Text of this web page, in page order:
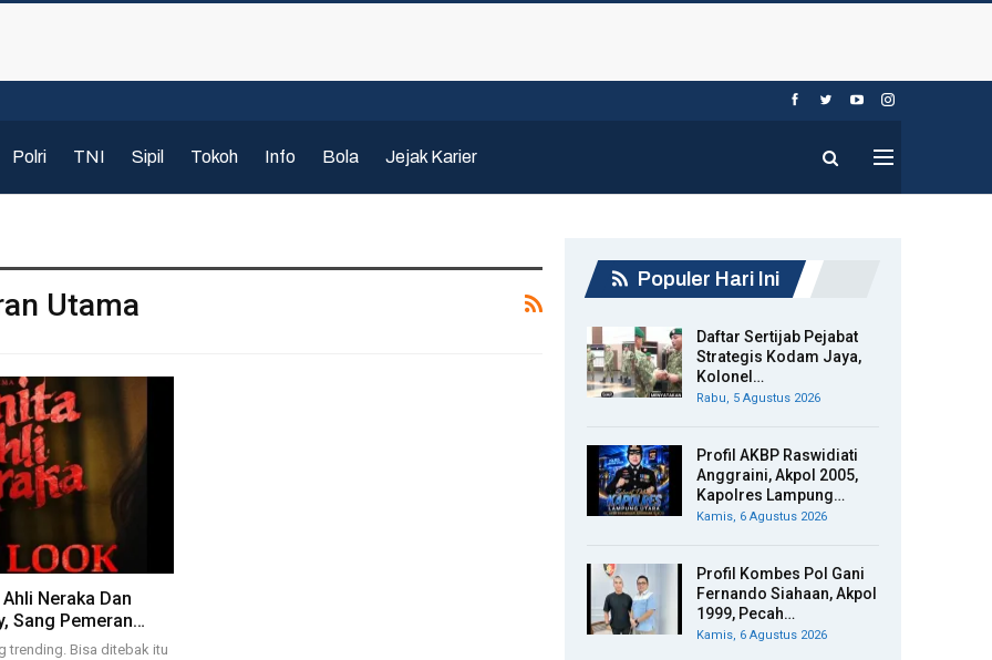
Polri TNI Sipil Tokoh Info Bola Jejak Karier
Utama
Neraka Dan
Sang Pemeran…
trending. Bisa ditebak itu
Populer Hari Ini
Daftar Sertijab Pejabat
Strategis Kodam Jaya,
Kolonel…
Rabu, 5 Agustus 2026
Profil AKBP Raswidiati
Anggraini, Akpol 2005,
Kapolres Lampung…
Kamis, 6 Agustus 2026
Profil Kombes Pol Gani
Fernando Siahaan, Akpol
1999, Pecah…
Kamis, 6 Agustus 2026